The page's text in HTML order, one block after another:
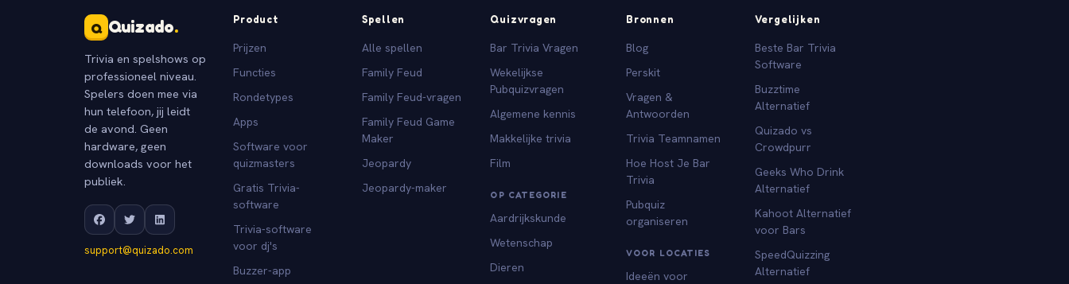
Q Quizado.
Trivia en spelshows op
professioneel niveau.
Spelers doen mee via
hun telefoon, jij leidt
de avond. Geen
hardware, geen
downloads voor het
publiek.
support@quizado.com
Product
Prijzen
Functies
Rondetypes
Apps
Software voor
quizmasters
Gratis Trivia-
software
Trivia-software
voor dj's
Buzzer-app
Spellen
Alle spellen
Family Feud
Family Feud-vragen
Family Feud Game
Maker
Jeopardy
Jeopardy-maker
Quizvragen
Bar Trivia Vragen
Wekelijkse
Pubquizvragen
Algemene kennis
Makkelijke trivia
Film
OP CATEGORIE
Aardrijkskunde
Wetenschap
Dieren
Bronnen
Blog
Perskit
Vragen &
Antwoorden
Trivia Teamnamen
Hoe Host Je Bar
Trivia
Pubquiz
organiseren
VOOR LOCATIES
Ideeën voor
Vergelijken
Beste Bar Trivia
Software
Buzztime
Alternatief
Quizado vs
Crowdpurr
Geeks Who Drink
Alternatief
Kahoot Alternatief
voor Bars
SpeedQuizzing
Alternatief